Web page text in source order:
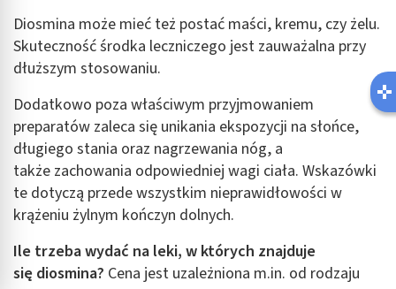
Diosmina może mieć też postać maści, kremu, czy żelu.
Skuteczność środka leczniczego jest zauważalna przy
dłuższym stosowaniu.
Dodatkowo poza właściwym przyjmowaniem
preparatów zaleca się unikania ekspozycji na słońce,
długiego stania oraz nagrzewania nóg, a
także zachowania odpowiedniej wagi ciała. Wskazówki
te dotyczą przede wszystkim nieprawidłowości w
krążeniu żylnym kończyn dolnych.
Ile trzeba wydać na leki, w których znajduje
się diosmina? Cena jest uzależniona m.in. od rodzaju